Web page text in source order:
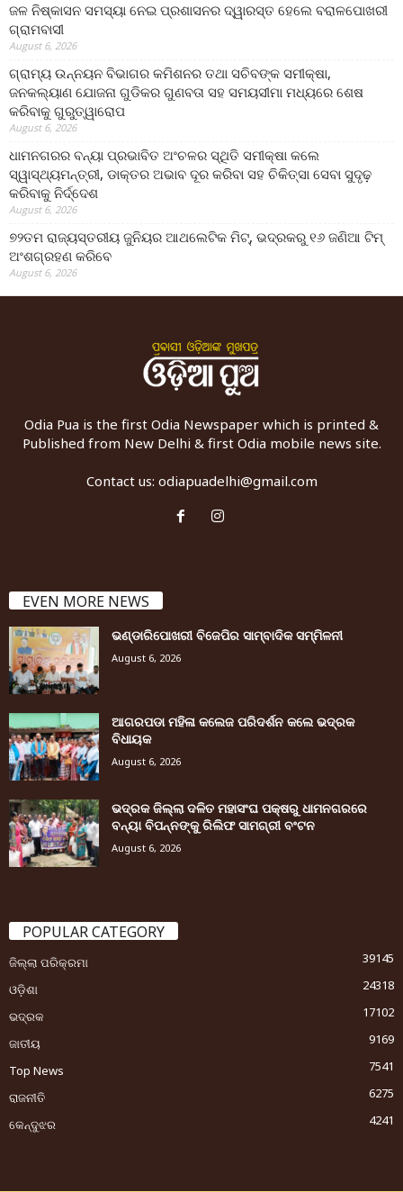
ଜଳ ନିଷ୍କାସନ ସମସ୍ୟା ନେଇ ପ୍ରଶାସନର ଦ୍ୱାରସ୍ତ ହେଲେ ବରାଳପୋଖରୀ
ଗ୍ରାମବାସୀ
August 6, 2026
ଗ୍ରାମ୍ୟ ଉନ୍ନୟନ ବିଭାଗର କମିଶନର ତଥା ସଚିବଙ୍କ ସମୀକ୍ଷା,
ଜନକଲ୍ୟାଣ ଯୋଜନା ଗୁଡିକର ଗୁଣବତା ସହ ସମୟସୀମା ମଧ୍ୟରେ ଶେଷ
କରିବାକୁ ଗୁରୁତ୍ୱାରୋପ
August 6, 2026
ଧାମନଗରର ବନ୍ୟା ପ୍ରଭାବିତ ଅଂଚଳର ସ୍ଥିତି ସମୀକ୍ଷା କଲେ
ସ୍ୱାସ୍ଥ୍ୟମନ୍ତ୍ରୀ, ଡାକ୍ତର ଅଭାବ ଦୂର କରିବା ସହ ଚିକିତ୍ସା ସେବା ସୁଦୃଢ଼
କରିବାକୁ ନିର୍ଦ୍ଦେଶ
August 6, 2026
୭୨ତମ ରାଜ୍ୟସ୍ତରୀୟ ଜୁନିୟର ଆଥଲେଟିକ ମିଟ୍‌, ଭଦ୍ରକରୁ ୧୬ ଜଣିଆ ଟିମ୍
ଅଂଶଗ୍ରହଣ କରିବେ
August 6, 2026
Odia Pua is the first Odia Newspaper which is printed &
Published from New Delhi & first Odia mobile news site.
Contact us: odiapuadelhi@gmail.com
EVEN MORE NEWS
ଭଣ୍ଡାରିପୋଖରୀ ବିଜେପିର ସାମ୍ବାଦିକ ସମ୍ମିଳନୀ
August 6, 2026
ଆଗରପଡା ମହିଳା କଲେଜ ପରିଦର୍ଶନ କଲେ ଭଦ୍ରକ
ବିଧାୟକ
August 6, 2026
ଭଦ୍ରକ ଜିଲ୍ଲା ଦଳିତ ମହାସଂଘ ପକ୍ଷରୁ ଧାମନଗରରେ
ବନ୍ୟା ବିପନ୍ନଙ୍କୁ ରିଲିଫ ସାମଗ୍ରୀ ବଂଟନ
August 6, 2026
POPULAR CATEGORY
ଜିଲ୍ଲା ପରିକ୍ରମା
39145
ଓଡ଼ିଶା
24318
ଭଦ୍ରକ
17102
ଜାତୀୟ
9169
Top News
7541
ରାଜନୀତି
6275
କେନ୍ଦୁଝର
4241